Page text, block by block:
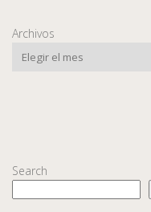
Archivos
Search